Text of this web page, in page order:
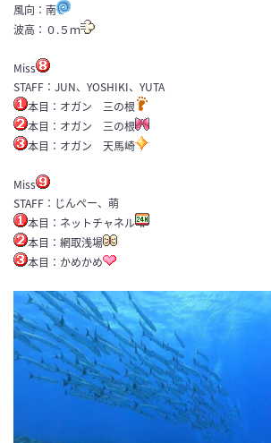
風向：南
波高：０.５ｍ
Miss
STAFF：JUN、YOSHIKI、YUTA
本目：オガン 三の根
本目：オガン 三の根
本目：オガン 天馬崎
Miss
STAFF：じんぺー、萌
本目：ネットチャネル
本目：網取浅場
本目：かめかめ